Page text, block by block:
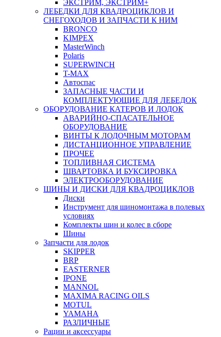
ЭКСТРИМ, ЭКСТРИМ+
ЛЕБЕДКИ ДЛЯ КВАДРОЦИКЛОВ И
СНЕГОХОДОВ И ЗАПЧАСТИ К НИМ
BRONCO
KIMPEX
MasterWinch
Polaris
SUPERWINCH
T-MAX
Автоспас
ЗАПАСНЫЕ ЧАСТИ И
КОМПЛЕКТУЮЩИЕ ДЛЯ ЛЕБЕДОК
ОБОРУДОВАНИЕ КАТЕРОВ И ЛОДОК
АВАРИЙНО-СПАСАТЕЛЬНОЕ
ОБОРУДОВАНИЕ
ВИНТЫ К ЛОДОЧНЫМ МОТОРАМ
ДИСТАНЦИОННОЕ УПРАВЛЕНИЕ
ПРОЧЕЕ
ТОПЛИВНАЯ СИСТЕМА
ШВАРТОВКА И БУКСИРОВКА
ЭЛЕКТРООБОРУДОВАНИЕ
ШИНЫ И ДИСКИ ДЛЯ КВАДРОЦИКЛОВ
Диски
Инструмент для шиномонтажа в полевых
условиях
Комплекты шин и колес в сборе
Шины
Запчасти для лодок
SKIPPER
BRP
EASTERNER
IPONE
MANNOL
MAXIMA RACING OILS
MOTUL
YAMAHA
РАЗЛИЧНЫЕ
Рации и аксессуары